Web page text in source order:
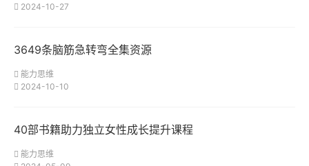
2024-10-27
3649条脑筋急转弯全集资源
能力思维
2024-10-10
40部书籍助力独立女性成长提升课程
能力思维